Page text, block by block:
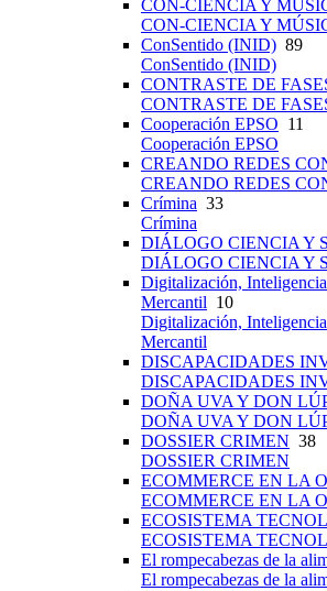
CON-CIENCIA Y
CON-CIENCIA Y
ConSentido (INID) 89
ConSentido (INID)
CONTRASTE DE
CONTRASTE DE
Cooperación EPSO 11
Cooperación EPSO
CREANDO REDES
CREANDO REDES
Crímina 33
Crímina
DIÁLOGO CIENCIA Y
DIÁLOGO CIENCIA Y
Digitalización,
Mercantil 10
Digitalización,
Mercantil
DISCAPACIDADES
DISCAPACIDADES
DOÑA UVA Y DON
DOÑA UVA Y DON
DOSSIER CRIMEN 38
DOSSIER CRIMEN
ECOMMERCE EN LA
ECOMMERCE EN LA
ECOSISTEMA
ECOSISTEMA
El rompecabezas de la
El rompecabezas de la